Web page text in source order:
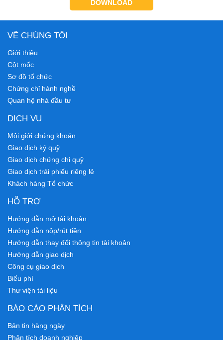
DOWNLOAD
VỀ CHÚNG TÔI
Giới thiệu
Cột mốc
Sơ đồ tổ chức
Chứng chỉ hành nghề
Quan hệ nhà đầu tư
DỊCH VỤ
Môi giới chứng khoán
Giao dịch ký quỹ
Giao dịch chứng chỉ quỹ
Giao dịch trái phiếu riêng lẻ
Khách hàng Tổ chức
HỖ TRỢ
Hướng dẫn mở tài khoản
Hướng dẫn nộp/rút tiền
Hướng dẫn thay đổi thông tin tài khoản
Hướng dẫn giao dịch
Công cụ giao dịch
Biểu phí
Thư viện tài liệu
BÁO CÁO PHÂN TÍCH
Bản tin hàng ngày
Phân tích doanh nghiệp